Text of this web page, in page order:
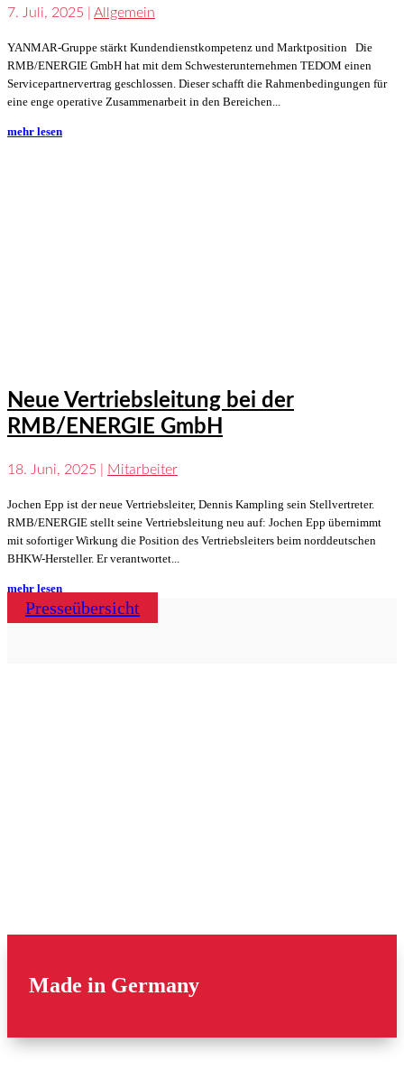
7. Juli, 2025 Allgemein
YANMAR-Gruppe stärkt Kundendienstkompetenz und Marktposition Die
RMB/ENERGIE GmbH hat mit dem Schwesterunternehmen TEDOM einen
Servicepartnervertrag geschlossen. Dieser schafft die Rahmenbedingungen für
eine enge operative Zusammenarbeit in den Bereichen...
mehr lesen
Neue Vertriebsleitung bei der
RMB/ENERGIE GmbH
18. Juni, 2025 Mitarbeiter
Jochen Epp ist der neue Vertriebsleiter, Dennis Kampling sein Stellvertreter.
RMB/ENERGIE stellt seine Vertriebsleitung neu auf: Jochen Epp übernimmt
mit sofortiger Wirkung die Position des Vertriebsleiters beim norddeutschen
BHKW-Hersteller. Er verantwortet...
mehr lesen
Presseübersicht
Made in Germany